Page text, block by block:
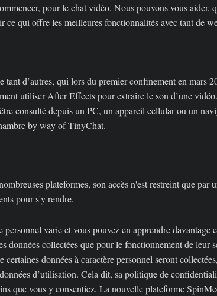
pour le chat vidéo. Nous pouvons vous aider,
qui offre les meilleures fonctionnalités avec tant de
d’autres, qui lors du premier confinement en mars
utiliser After Effects pour extraire le son d’une
consulté depuis un PC, un appareil cellular ou un
by way of TinyChat.
plateformes, son accès n'est restreint que par
pour s'y rendre.
personnel varie et vous pouvez en apprendre
données collectées que pour le fonctionnement de leur
données à caractère personnel seront
d’utilisation. Cela dit, sa politique de
que vous y consentiez. La nouvelle plateforme